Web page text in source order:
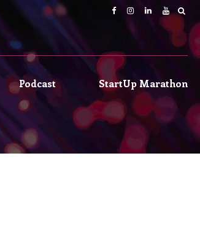
Podcast StartUp Marathon